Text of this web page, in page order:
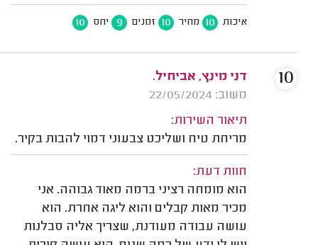
איכות 10 מחיר 10 זמנים 9 יחס 10
דני מינץ, אביחיל.
משוב: 22/05/2024
תיאור השירות:
מריחת טיח ושליכט צבעוני דמוי להבות בקיר.
חוות דעת:
הוא מומחה רציני ברמה מאוד גבוהה. אני
מכיר מאות קבלים והוא ליגה אחרת. הוא
עושה עבודה מעודנת, שצריך אליה סבלנות
10